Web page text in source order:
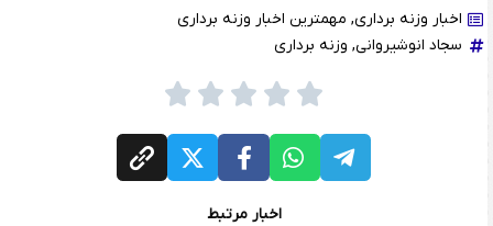
اخبار وزنه برداری, مهمترین اخبار وزنه برداری
سجاد انوشیروانی, وزنه برداری
اخبار مرتبط